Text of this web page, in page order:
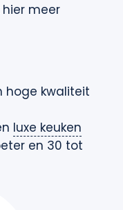
hier meer
hoge kwaliteit
luxe keuken
en 30 tot